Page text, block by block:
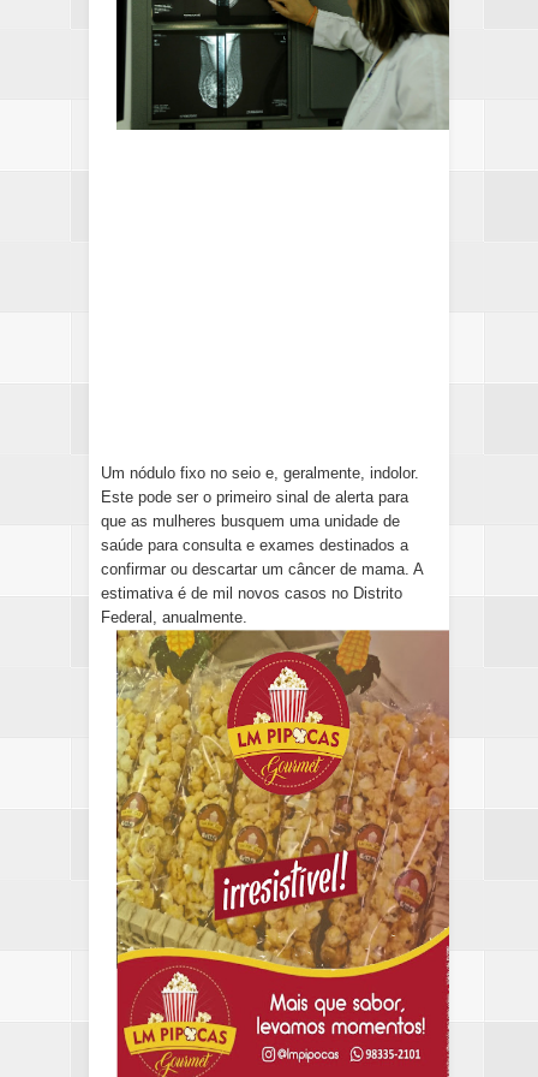
Um nódulo fixo no seio e, geralmente, indolor.
Este pode ser o primeiro sinal de alerta para
que as mulheres busquem uma unidade de
saúde para consulta e exames destinados a
confirmar ou descartar um câncer de mama. A
estimativa é de mil novos casos no Distrito
Federal, anualmente.